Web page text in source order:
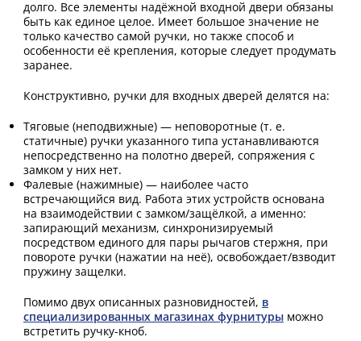
долго. Все элементы надёжной входной двери обязаны
быть как единое целое. Имеет большое значение не
только качество самой ручки, но также способ и
особенности её крепления, которые следует продумать
заранее.
Конструктивно, ручки для входных дверей делятся на:
Тяговые (неподвижные) — неповоротные (т. е.
статичные) ручки указанного типа устанавливаются
непосредственно на полотно дверей, сопряжения с
замком у них нет.
Фалевые (нажимные) — наиболее часто
встречающийся вид. Работа этих устройств основана
на взаимодействии с замком/защёлкой, а именно:
запирающий механизм, синхронизируемый
посредством единого для пары рычагов стержня, при
повороте ручки (нажатии на неё), освобождает/взводит
пружину защелки.
Помимо двух описанных разновидностей, в
специализированных магазинах фурнитуры можно
встретить ручку-кноб.